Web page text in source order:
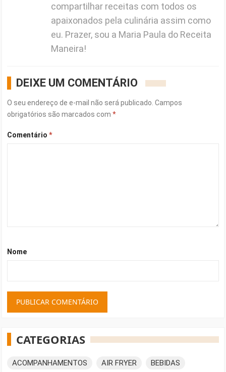
compartilhar receitas com todos os
apaixonados pela culinária assim como
eu. Prazer, sou a Maria Paula do Receita
Maneira!
DEIXE UM COMENTÁRIO
O seu endereço de e-mail não será publicado. Campos
obrigatórios são marcados com*
Comentário*
Nome
CATEGORIAS
ACOMPANHAMENTOS AIR FRYER BEBIDAS